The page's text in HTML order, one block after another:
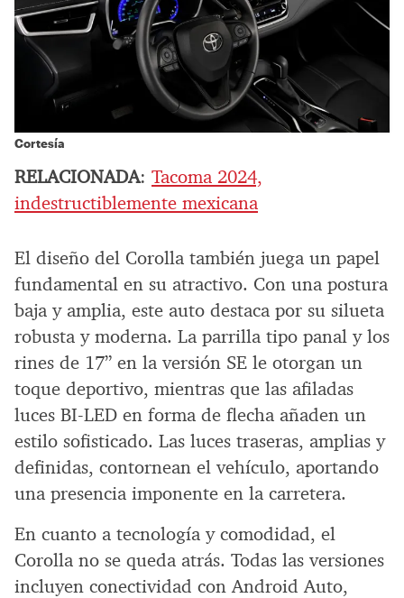
Cortesía
RELACIONADA: Tacoma 2024,
indestructiblemente mexicana
El diseño del Corolla también juega un papel
fundamental en su atractivo. Con una postura
baja y amplia, este auto destaca por su silueta
robusta y moderna. La parrilla tipo panal y los
rines de 17” en la versión SE le otorgan un
toque deportivo, mientras que las afiladas
luces BI-LED en forma de flecha añaden un
estilo sofisticado. Las luces traseras, amplias y
definidas, contornean el vehículo, aportando
una presencia imponente en la carretera.
En cuanto a tecnología y comodidad, el
Corolla no se queda atrás. Todas las versiones
incluyen conectividad con Android Auto,